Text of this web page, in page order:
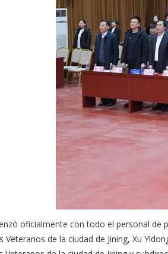
oficialmente con todo el personal de
Veteranos de la ciudad de Jining, Xu